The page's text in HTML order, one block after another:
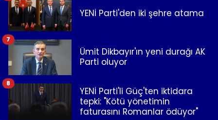
YENİ Parti'den iki şehre atama
Ümit Dikbayır'ın yeni durağı AK
Parti oluyor
7
YENİ Parti'li Güç'ten iktidara
tepki: "Kötü yönetimin
faturasını Romanlar ödüyor"
8